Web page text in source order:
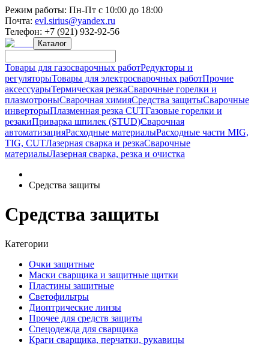
Режим работы: Пн-Пт с 10:00 до 18:00
Почта: evl.sirius@yandex.ru
Телефон: +7 (921) 932-92-56
Каталог
Товары для газосварочных работРедукторы и
регуляторыТовары для электросварочных работПрочие
аксессуарыТермическая резкаСварочные горелки и
плазмотроныСварочная химияСредства защитыСварочные
инверторыПлазменная резка CUTГазовые горелки и
резакиПриварка шпилек (STUD)Сварочная
автоматизацияРасходные материалыРасходные части MIG,
TIG, CUTЛазерная сварка и резкаСварочные
материалыЛазерная сварка, резка и очистка
Средства защиты
Средства защиты
Категории
Очки защитные
Маски сварщика и защитные щитки
Пластины защитные
Светофильтры
Диоптрические линзы
Прочее для средств защиты
Спецодежда для сварщика
Краги сварщика, перчатки, рукавицы